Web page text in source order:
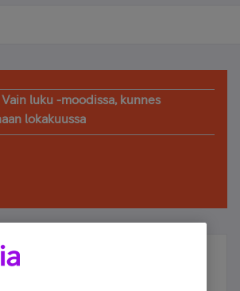
luku -moodissa, kunnes
lokakuussa
– osallistu ja voita!